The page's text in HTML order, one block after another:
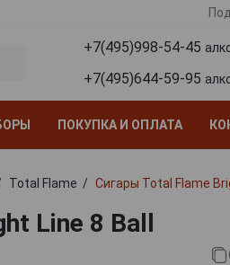
+7(495)998-54-45
+7(495)644-59-95
ПОКУПКА И ОПЛАТА
Total Flame Сигары Total Flame
Line 8 Ball